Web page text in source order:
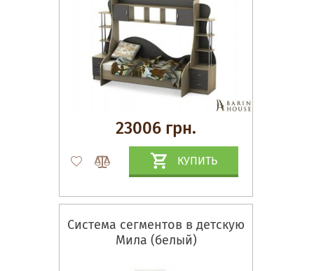
23006 грн.
КУПИТЬ
Система сегментов в детскую
Мила (белый)